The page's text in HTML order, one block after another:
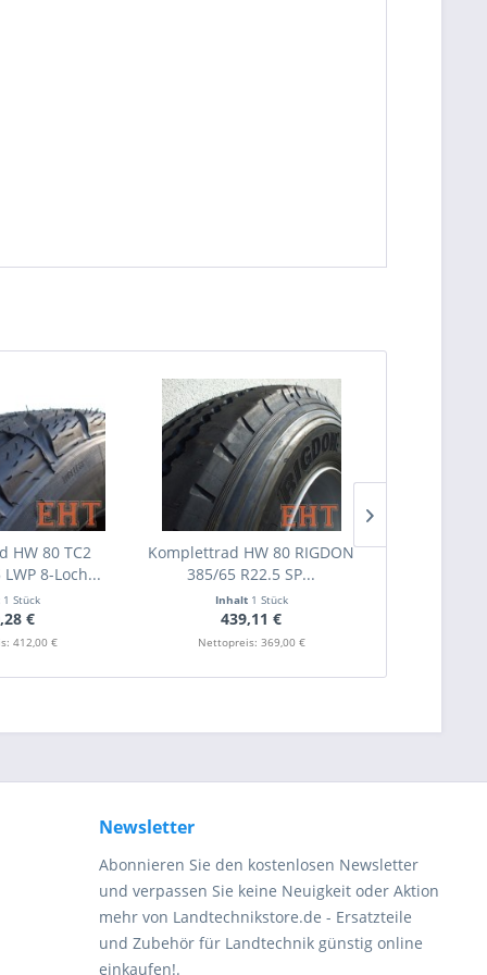
HW 80 TC2
8-Loch...
1 Stück
€
412,00 €
Komplettrad HW 80 RIGDON
385/65 R22.5 SP...
Inhalt 1 Stück
439,11 €
Nettopreis: 369,00 €
Newsletter
Abonnieren Sie den kostenlosen Newsletter
und verpassen Sie keine Neuigkeit oder Aktion
mehr von Landtechnikstore.de - Ersatzteile
und Zubehör für Landtechnik günstig online
einkaufen!.